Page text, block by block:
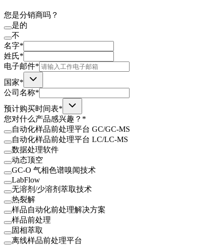
您是分销商吗？
是的
不
名字*
姓氏*
电子邮件*
国家*
公司名称*
预计购买时间表*
您对什么产品感兴趣？*
自动化样品前处理平台 GC/GC-MS
自动化样品前处理平台 LC/LC-MS
数据处理软件
动态顶空
GC-O 气相色谱嗅闻技术
LabFlow
无溶剂/少溶剂萃取技术
热裂解
样品自动化前处理解决方案
样品前处理
固相萃取
离线样品前处理平台